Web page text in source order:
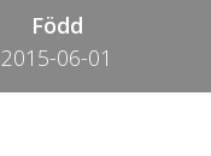
Född
2015-06-01